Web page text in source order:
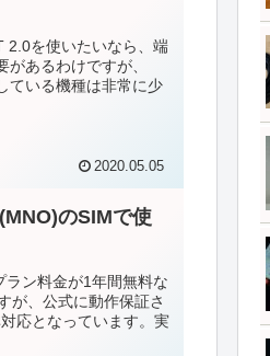
2.0を使いたいなら、端
あるわけですが、
ている機種は非常に少
2020.05.05
のSIMで使
ン料金が1年間無料な
が、公式に動作保証さ
応となっています。実